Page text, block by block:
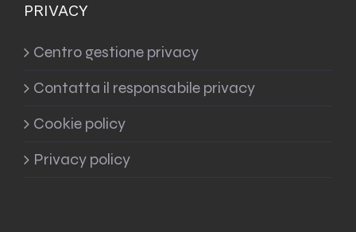
PRIVACY
Centro gestione privacy
Contatta il responsabile privacy
Cookie policy
Privacy policy